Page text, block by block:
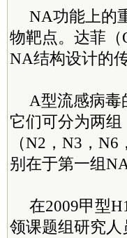
NA功能上的
物靶点。达菲（
NA结构设计的
A型流感病毒
它们可分为两
（N2，N3，
别在于第一组
在2009甲型
领课题组研究